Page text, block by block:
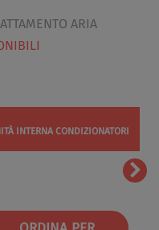
ARIA
INTERNA CONDIZIONATORI